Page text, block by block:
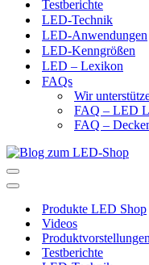
Testberichte
LED-Technik
LED-Anwendungen
LED-Kenngrößen
LED – Lexikon
FAQs
Wir
FAQ – LED
FAQ –
Navigationsmenü
Navigationsmenü
Produkte LED Shop
Videos
Produktvorstellungen
Testberichte